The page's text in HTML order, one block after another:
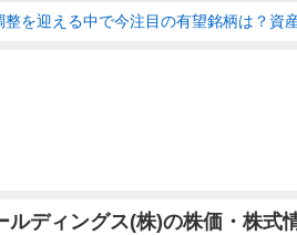
整を迎える中で今注目の有望銘柄は？資
ルディングス(株)の株価・株式